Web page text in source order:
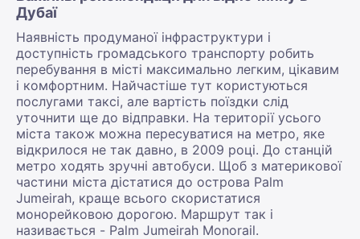
Дубаї
Наявність продуманої інфраструктури і
доступність громадського транспорту робить
перебування в місті максимально легким, цікавим
і комфортним. Найчастіше тут користуються
послугами таксі, але вартість поїздки слід
уточнити ще до відправки. На території усього
міста також можна пересуватися на метро, яке
відкрилося не так давно, в 2009 році. До станцій
метро ходять зручні автобуси. Щоб з материкової
частини міста дістатися до острова Palm
Jumeirah, краще всього скористатися
монорейковою дорогою. Маршрут так і
називається - Palm Jumeirah Monorail.